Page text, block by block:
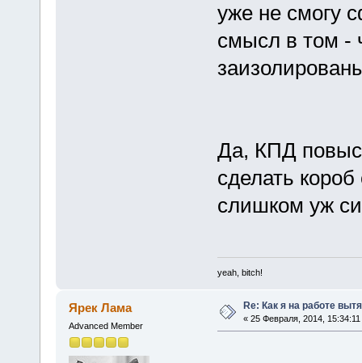
уже не смогу
смысл в том -
Да, КПД
сделать
слишком уж
yeah, bitch!
Ярек Лама
Advanced Member
Re: Как я на работе
« 25 Февраля, 2014, 15:34:11